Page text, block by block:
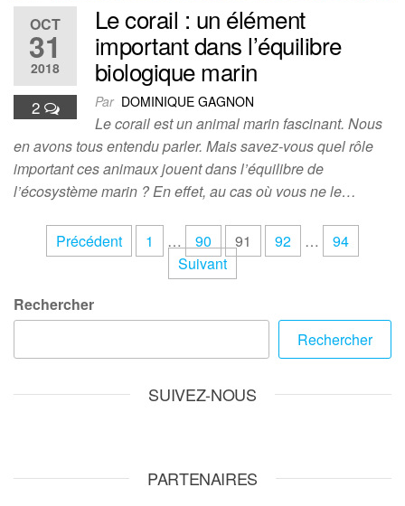
OCT
31
2018
2
Le corail : un élément
important dans l’équilibre
biologique marin
Par DOMINIQUE GAGNON
Le corail est un animal marin fascinant. Nous
en avons tous entendu parler. Mais savez-vous quel rôle
important ces animaux jouent dans l’équilibre de
l’écosystème marin ? En effet, au cas où vous ne le…
Pagination
publications
Précédent 1 … 90 91 92 …
94
Suivant
Rechercher
Rechercher
SUIVEZ-NOUS
PARTENAIRES